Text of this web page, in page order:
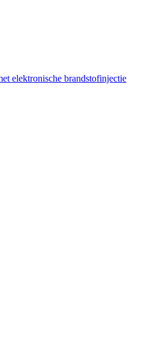
elektronische brandstofinjectie